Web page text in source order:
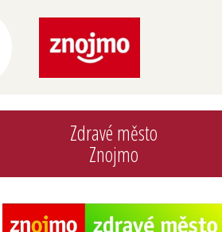
Zdravé město
Znojmo